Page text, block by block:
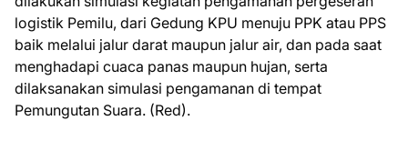
logistik Pemilu, dari Gedung KPU menuju PPK atau PPS
baik melalui jalur darat maupun jalur air, dan pada saat
menghadapi cuaca panas maupun hujan, serta
dilaksanakan simulasi pengamanan di tempat
Pemungutan Suara. (Red).